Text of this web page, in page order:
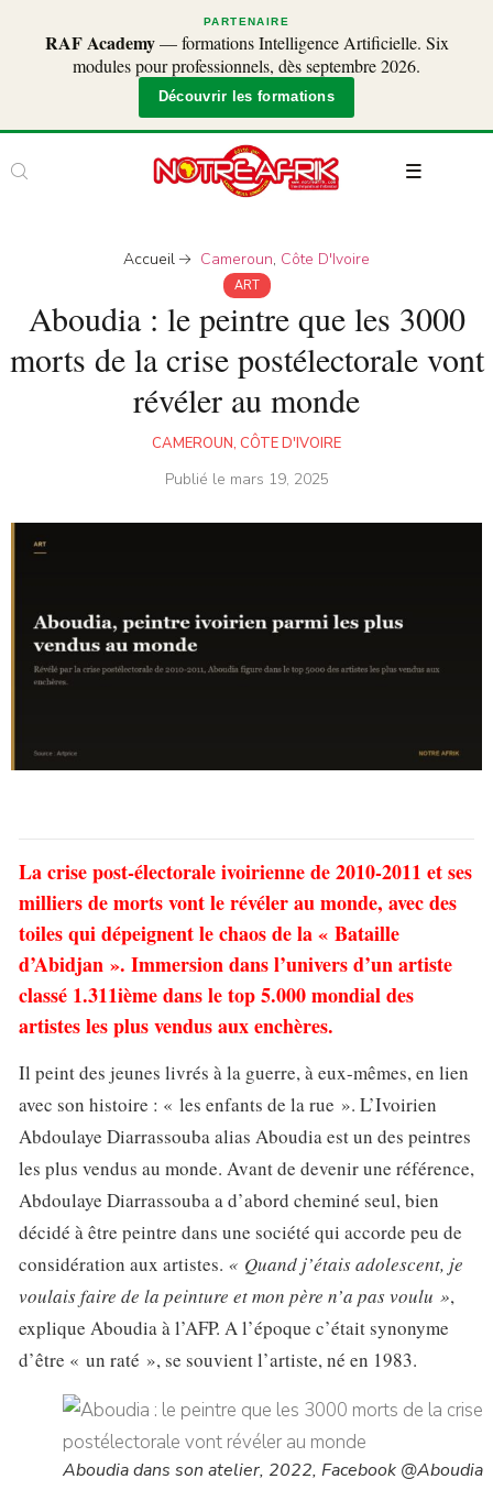
PARTENAIRE
RAF Academy— formations Intelligence Artificielle. Six
modules pour professionnels, dès septembre 2026.
Découvrir les formations
Accueil Cameroun, Côte D'Ivoire
ART
Aboudia : le peintre que les 3000
morts de la crise postélectorale vont
révéler au monde
CAMEROUN, CÔTE D'IVOIRE
Publié le mars 19, 2025
La crise post-électorale ivoirienne de 2010-2011 et ses
milliers de morts vont le révéler au monde, avec des
toiles qui dépeignent le chaos de la « Bataille
d’Abidjan ». Immersion dans l’univers d’un artiste
classé 1.311ième dans le top 5.000 mondial des
artistes les plus vendus aux enchères.
Il peint des jeunes livrés à la guerre, à eux-mêmes, en lien
avec son histoire : « les enfants de la rue ». L’Ivoirien
Abdoulaye Diarrassouba alias Aboudia est un des peintres
les plus vendus au monde. Avant de devenir une référence,
Abdoulaye Diarrassouba a d’abord cheminé seul, bien
décidé à être peintre dans une société qui accorde peu de
considération aux artistes. « Quand j’étais adolescent, je
voulais faire de la peinture et mon père n’a pas voulu »,
explique Aboudia à l’AFP. A l’époque c’était synonyme
d’être « un raté », se souvient l’artiste, né en 1983.
Aboudia dans son atelier, 2022, Facebook @Aboudia